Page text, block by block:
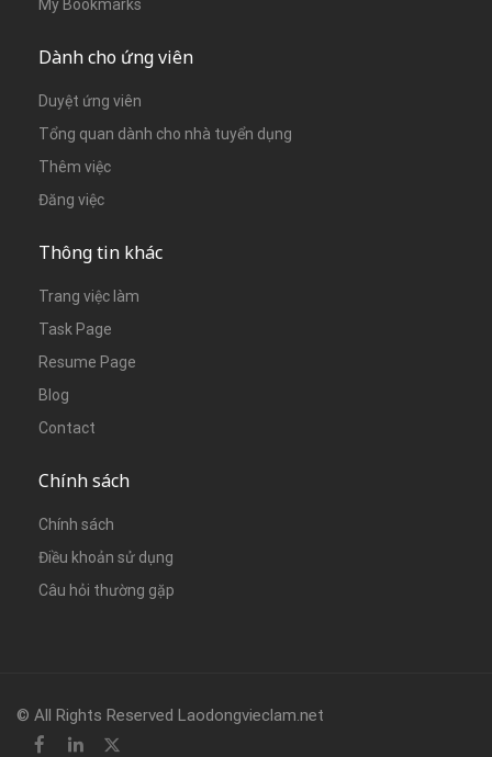
My Bookmarks
Dành cho ứng viên
Duyệt ứng viên
Tổng quan dành cho nhà tuyển dụng
Thêm việc
Đăng việc
Thông tin khác
Trang việc làm
Task Page
Resume Page
Blog
Contact
Chính sách
Chính sách
Điều khoản sử dụng
Câu hỏi thường gặp
© All Rights Reserved Laodongvieclam.net